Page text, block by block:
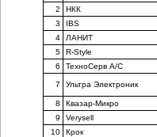
2 НКК
3
IBS
4
ЛАНИТ
5
R-Style
6
ТехноСерв А/С
7 Ультра Электроник
8 Квазар-Микро
9
Verysell
10
Крок